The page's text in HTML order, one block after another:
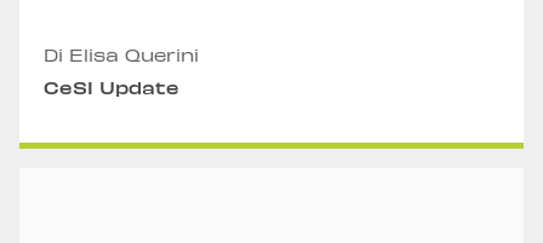
Di Elisa Querini
CeSI Update